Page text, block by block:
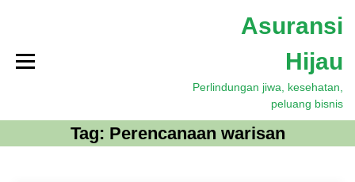
n
Asuransi
Hijau
Perlindungan jiwa, kesehatan,
peluang bisnis
Tag: Perencanaan warisan